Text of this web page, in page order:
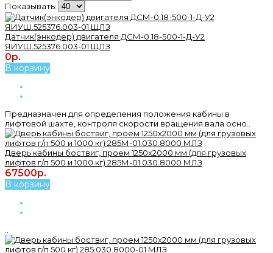
Показывать:
Датчик(энкодер) двигателя ДСМ-0.18-500-1-Д-У2
ЯИУШ.525376.003-01 ЩЛЗ
0р.
В корзину
Предназначен для определения положения кабины в
лифтовой шахте, контроля скорости вращения вала осно..
Дверь кабины боствиг, проем 1250х2000 мм (для грузовых
лифтов г/п 500 и 1000 кг) 285М-01.030.8000 МЛЗ
67500р.
В корзину